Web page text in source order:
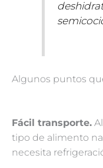
Algunos puntos
Fácil transporte.
tipo de alimento
necesita